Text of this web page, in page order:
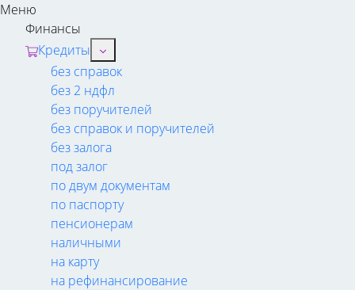
Меню
Финансы
Кредиты
без справок
без 2 ндфл
без поручителей
без справок и поручителей
без залога
под залог
по двум документам
по паспорту
пенсионерам
наличными
на карту
на рефинансирование